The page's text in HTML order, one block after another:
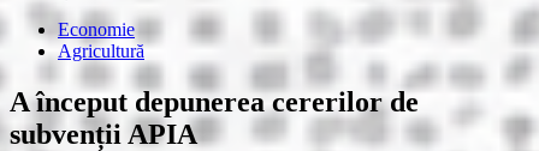
Economie
Agricultură
A început depunerea cererilor de
subvenții APIA